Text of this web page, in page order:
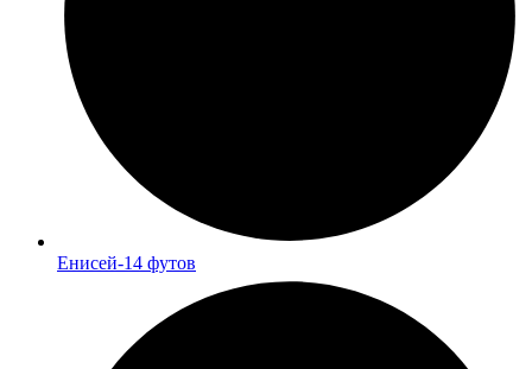
Енисей-14 футов